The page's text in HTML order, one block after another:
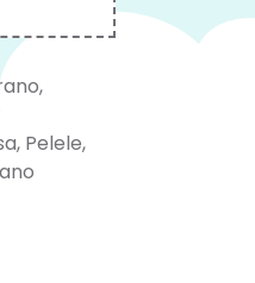
,
, Pelele,